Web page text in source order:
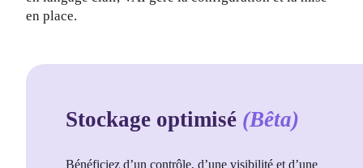
en place.
Stockage optimisé (Bêta)
Bénéficiez d’un contrôle, d’une visibilité et d’une